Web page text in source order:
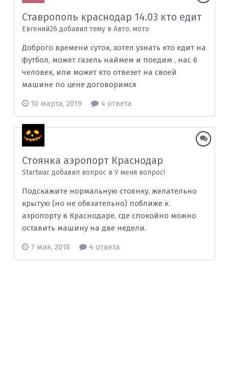
Ставрополь краснодар 14.03 кто едит
Евгений26 добавил тему в Авто, мото
Доброго времени суток, хотел узнать кто едит на
футбол, может газель наймем и поедим , нас 6
человек, или может кто отвезет на своей
машине по цене договоримся
10 марта, 2019 4 ответа
Стоянка аэропорт Краснодар
Startwar добавил вопрос в У меня вопрос!
Подскажите нормальную стоянку, желательно
крытую (но не обязательно) поближе к
аэропорту в Краснодаре, где спокойно можно
оставить машину на две недели.
7 мая, 2018 4 ответа